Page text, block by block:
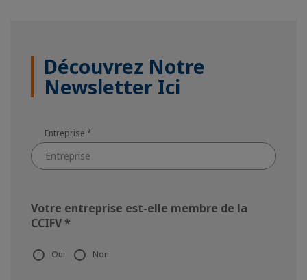
Découvrez Notre
Newsletter Ici
Entreprise *
Votre entreprise est-elle membre de la
CCIFV*
Oui Non